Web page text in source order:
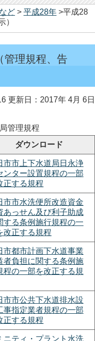
ど > 平成28年 >平成28
）
理規程、告
更新日：2017年 4月 6日
管理規程
ダウンロード
市市上下水道局日永浄
ンター設置規程の一部
正する規程
市市水洗便所改造資金
あっせん及び利子助成
する条例施行規程の一
改正する規程
市都市計画下水道事業
者負担に関する条例施
程の一部を改正する規
市市公共下水道排水設
事指定業者規程の一部
正する規程
ニティ・プラント水洗